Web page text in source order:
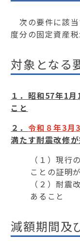
次の要件に該
度分の固定資産
対象となる
１．昭和57年1月
こと
２． 令和８年3月
満たす耐震改修
（１）現行
ことの証明
（２）耐震
あること
減額期間及